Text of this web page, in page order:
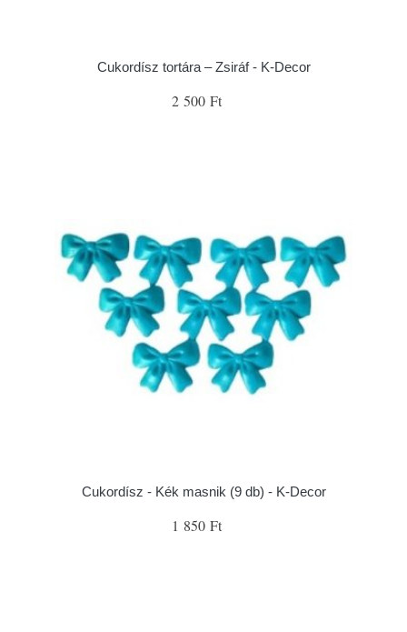
Cukordísz tortára – Zsiráf - K-Decor
2 500 Ft
Cukordísz - Kék masnik (9 db) - K-Decor
1 850 Ft